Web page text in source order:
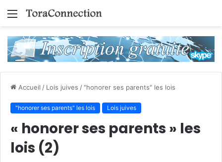
Menu
Accueil / Lois juives / "honorer ses parents" les lois
"honorer ses parents" les lois Lois juives
« honorer ses parents » les
lois (2)